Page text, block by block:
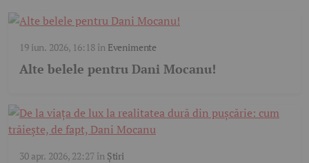
19 iun. 2026, 16:18în Evenimente
Alte belele pentru Dani Mocanu!
30 apr. 2026, 22:27în Știri